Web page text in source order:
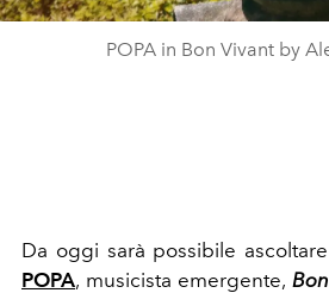
POPA in Bon Vivant by
Da oggi sarà possibile
POPA, musicista emergente,